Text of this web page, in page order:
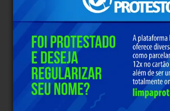
voltadas à inclusão, tornando
construção de uma cidade
acessível e preparada para
as crianças ao brincar.
A cerimônia de inauguração será
marca mais um importante
qualidade de vida, inclusão e